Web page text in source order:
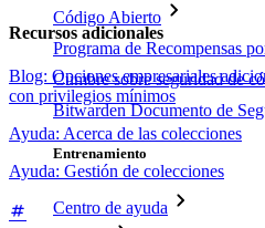
Código Abierto
Programa de Recompensas
Cumbre sobre seguridad de
Bitwarden Documento de
Entrenamiento
Centro de ayuda
Recursos adicionales
Blog: Opciones empresariales
con privilegios mínimos
Ayuda: Acerca de las colecciones
Ayuda: Gestión de colecciones